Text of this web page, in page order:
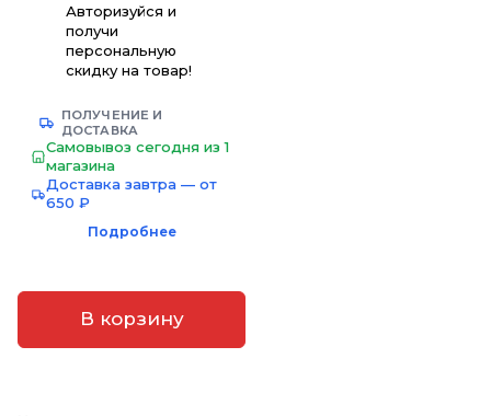
Авторизуйся и
получи
персональную
скидку на товар!
ПОЛУЧЕНИЕ И
ДОСТАВКА
Самовывоз сегодня из 1
магазина
Доставка завтра — от
650 ₽
Подробнее
В корзину